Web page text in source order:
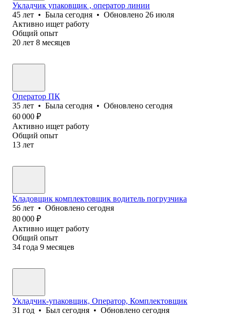
Укладчик упаковщик , оператор линии
45 лет • Была сегодня • Обновлено 26 июля
Активно ищет работу
Общий опыт
20 лет 8 месяцев
Оператор ПК
35 лет • Была сегодня • Обновлено сегодня
60 000 ₽
Активно ищет работу
Общий опыт
13 лет
Кладовщик комплектовщик водитель погрузчика
56 лет • Обновлено сегодня
80 000 ₽
Активно ищет работу
Общий опыт
34 года 9 месяцев
Укладчик-упаковщик, Оператор, Комплектовщик
31 год • Был сегодня • Обновлено сегодня